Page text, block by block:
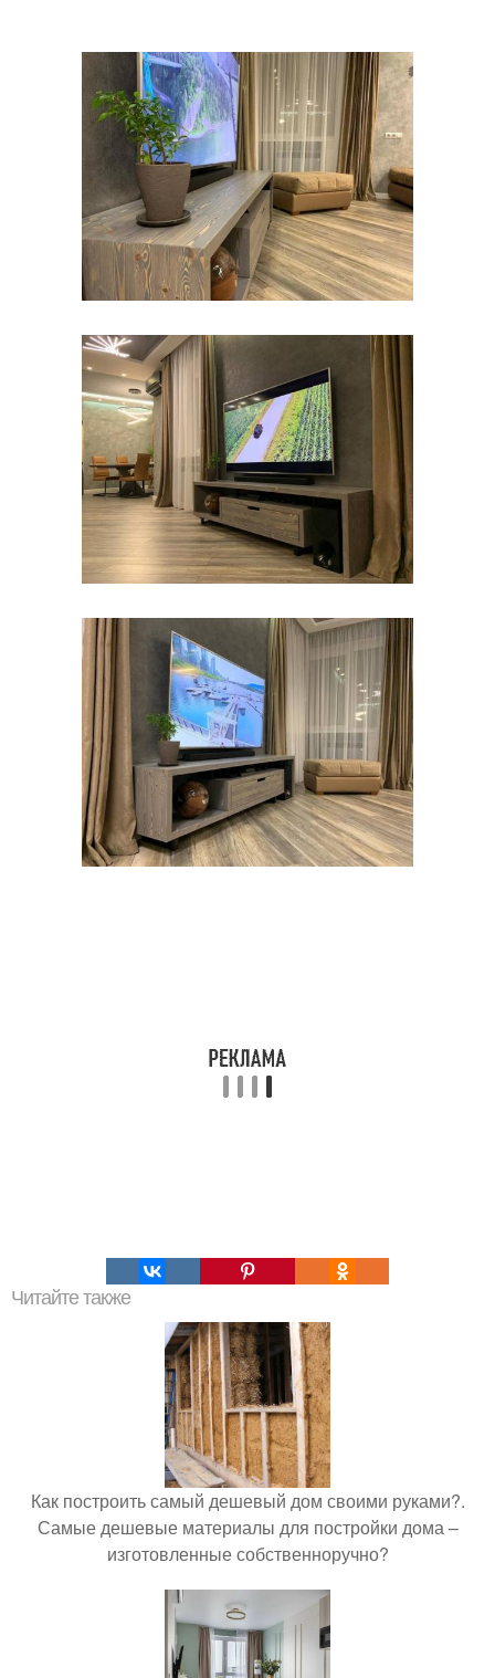
Читайте также
Как построить самый дешевый дом своими руками?.
Самые дешевые материалы для постройки дома –
изготовленные собственноручно?